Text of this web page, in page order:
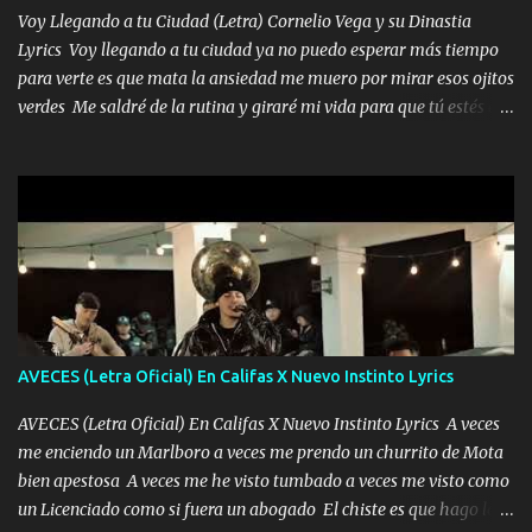
tenerte aquí espero que quiera...
Voy Llegando a tu Ciudad (Letra) Cornelio Vega y su Dinastia
Lyrics Voy llegando a tu ciudad ya no puedo esperar más tiempo
para verte es que mata la ansiedad me muero por mirar esos ojitos
verdes Me saldré de la rutina y giraré mi vida para que tú estés en
solo yo tendre el candado 🔒 del amor ❤️ Música Mil y un besos
para dar ya estando en tu ciudad no habrá quien lo detenga si las
copas van de más vayamos a un lugar y cerremos las puertas
Entre alcohol y besos se va incrementado el Fuego en esa
habitación ya no mires más el reloj Única por donde vas me curas
tú mi mal moviendo tu silueta no hay otra que te sea igual te ves
tan especial por eso es que me tientas Aquí estoy no dejaré que se
te acerque nadie porque solo yo tendre el candado 🔒 del a...
AVECES (Letra Oficial) En Califas X Nuevo Instinto Lyrics
AVECES (Letra Oficial) En Califas X Nuevo Instinto Lyrics A veces
me enciendo un Marlboro a veces me prendo un churrito de Mota
bien apestosa A veces me he visto tumbado a veces me visto como
un Licenciado como si fuera un abogado El chiste es que hago lo